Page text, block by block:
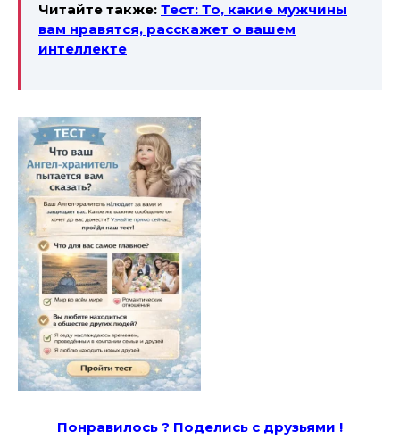
Читайте также: Тест: То, какие мужчины
вам нравятся, расскажет о вашем
интеллекте
Понравилось ? Поделись с друзьями !